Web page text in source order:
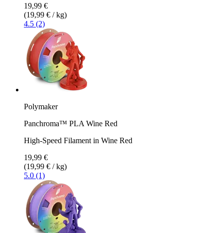
19,99 €
(19,99 € / kg)
4.5 (2)
Polymaker
Panchroma™ PLA Wine Red
High-Speed Filament in Wine Red
19,99 €
(19,99 € / kg)
5.0 (1)